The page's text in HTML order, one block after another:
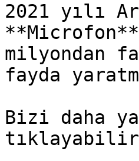
2021 yılı
milyondan
fayda
Bizi daha